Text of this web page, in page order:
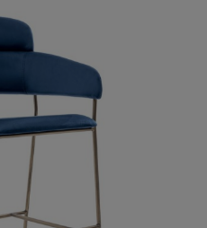
Stuhl ist in vielen
sodass er
passt.